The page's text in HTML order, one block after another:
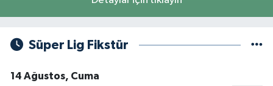
Süper Lig Fikstür
14 Ağustos, Cuma